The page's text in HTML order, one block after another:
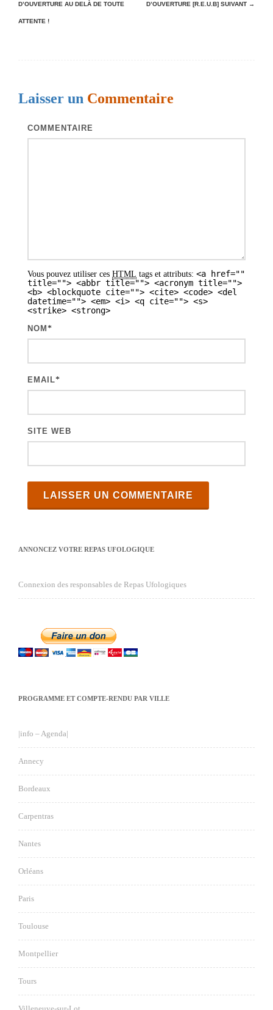
a
v
t
D’OUVERTURE AU DELÀ DE TOUTE
ATTENTE !
D’OUVERTURE [R.E.U.B] SUIVANT →
Laisser un Commentaire
COMMENTAIRE
Vous pouvez utiliser ces HTML tags et attributs: <a href=""
title=""> <abbr title=""> <acronym title="">
<b> <blockquote cite=""> <cite> <code> <del
datetime=""> <em> <i> <q cite=""> <s>
<strike> <strong>
NOM *
EMAIL*
SITE WEB
ANNONCEZ VOTRE REPAS UFOLOGIQUE
Connexion des responsables de Repas Ufologiques
PROGRAMME ET COMPTE-RENDU PAR VILLE
|info – Agenda|
Annecy
Bordeaux
Carpentras
Nantes
Orléans
Paris
Toulouse
Montpellier
Tours